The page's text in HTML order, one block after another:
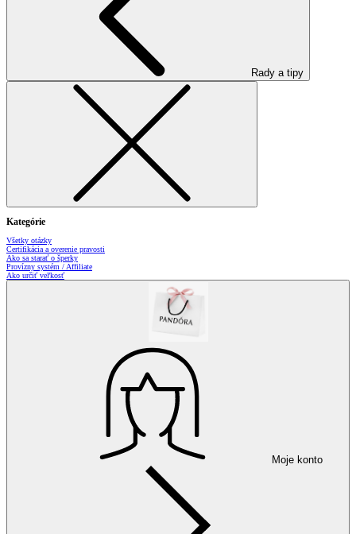
Rady a tipy
Kategórie
Všetky otázky
Certifikácia a overenie pravosti
Ako sa starať o šperky
Provízny systém / Affiliate
Ako určiť veľkosť
Moje konto